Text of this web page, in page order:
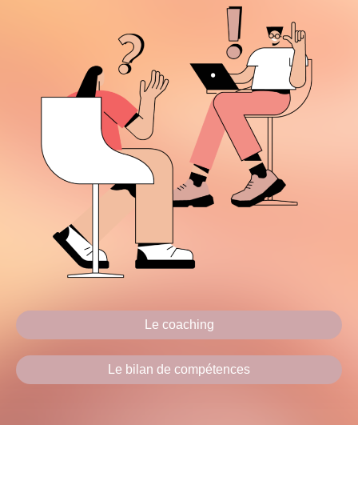
Le coaching
Le bilan de compétences